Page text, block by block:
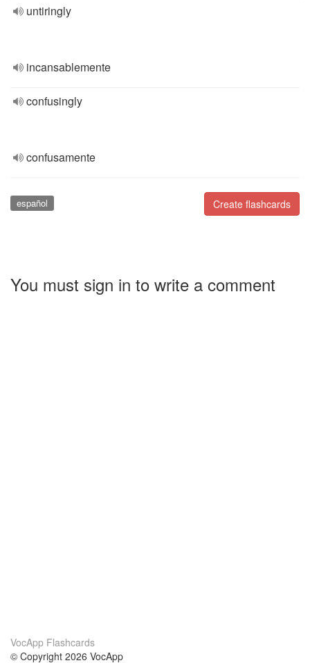
untiringly
incansablemente
confusingly
confusamente
Create flashcards
español
You must sign in to write a comment
VocApp Flashcards
© Copyright 2026 VocApp